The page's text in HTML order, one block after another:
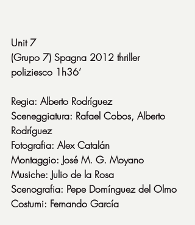
Unit 7
(Grupo 7) Spagna 2012 thriller
poliziesco 1h36’
Regia: Alberto Rodríguez
Sceneggiatura: Rafael Cobos, Alberto
Rodríguez
Fotografia: Alex Catalán
Montaggio: José M. G. Moyano
Musiche: Julio de la Rosa
Scenografia: Pepe Domínguez del Olmo
Costumi: Fernando García